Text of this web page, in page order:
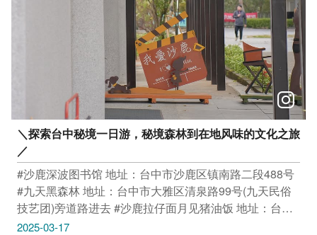
＼探索台中秘境一日游，秘境森林到在地风味的文化之旅
／
#沙鹿深波图书馆 地址：台中市沙鹿区镇南路二段488号
#九天黑森林 地址：台中市大雅区清泉路99号(九天民俗
技艺团)旁道路进去 #沙鹿拉仔面月见猪油饭 地址：台中
市沙鹿区文昌街51号 #绿朵休闲农场 地址：台中市龙井
2025-03-17